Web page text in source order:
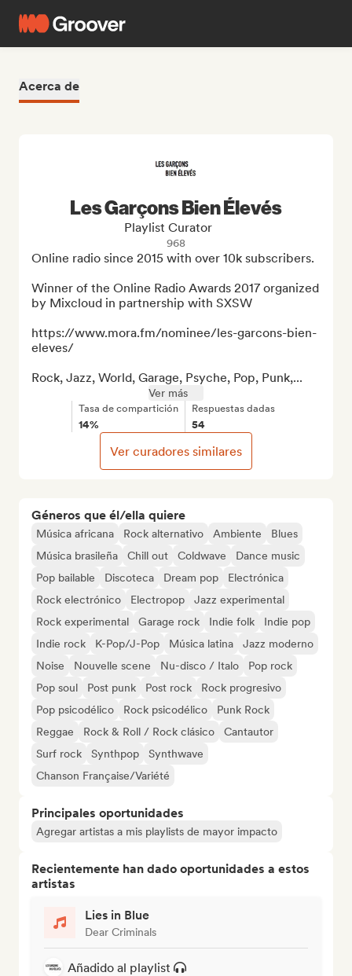
Acerca de
Géneros que él/ella quiere
Música africana Rock alternativo Ambiente
Blues
Música brasileña
Chill out Coldwave
Dance music
Pop bailable
Discoteca Dream pop
Electrónica
Rock electrónico
Electropop
Jazz experimental
Rock experimental
Garage rock Indie folk
Indie pop
Indie rock
K-Pop/J-Pop Música latina
Jazz moderno
Noise
Nouvelle scene Nu-disco / Italo
Pop rock
Pop soul
Post punk Post rock
Rock progresivo
Pop psicodélico
Rock psicodélico
Punk Rock
Reggae
Rock & Roll / Rock clásico
Cantautor
Surf rock
Synthpop
Synthwave
Chanson Française/Variété
Principales oportunidades
Agregar artistas a mis playlists de mayor impacto
Recientemente han dado oportunidades a estos
artistas
Lies in Blue
Dear Criminals
Añadido al playlist
Les Garçons Bien Élevés
Playlist Curator
968
Online radio since 2015 with over 10k subscribers.
Winner of the Online Radio Awards 2017 organized
by Mixcloud in partnership with SXSW
https://www.mora.fm/nominee/les-garcons-bien-
eleves/
Rock, Jazz, World, Garage, Psyche, Pop, Punk,...
Ver más
Tasa de compartición
14%
Respuestas dadas
54
Ver curadores similares